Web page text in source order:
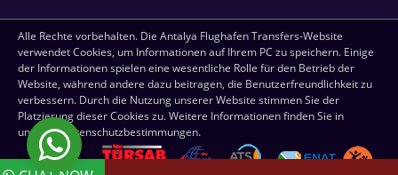
Alle Rechte vorbehalten. Die Antalya Flughafen Transfers-Website
verwendet Cookies, um Informationen auf Ihrem PC zu speichern. Einige
der Informationen spielen eine wesentliche Rolle für den Betrieb der
Website, während andere dazu beitragen, die Benutzerfreundlichkeit zu
verbessern. Durch die Nutzung unserer Website stimmen Sie der
Platzierung dieser Cookies zu. Weitere Informationen finden Sie in
unseren Datenschutzbestimmungen.